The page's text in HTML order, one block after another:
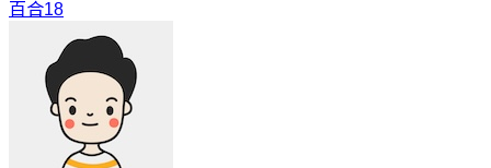
百合18